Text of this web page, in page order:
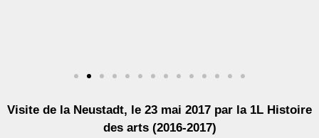
Visite de la Neustadt, le 23 mai 2017 par la 1L Histoire
des arts (2016-2017)